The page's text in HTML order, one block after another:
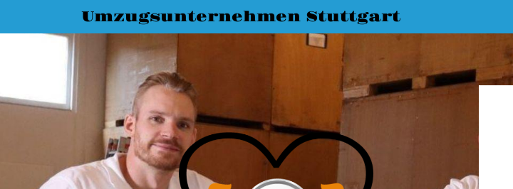
Umzugsunternehmen Stuttgart